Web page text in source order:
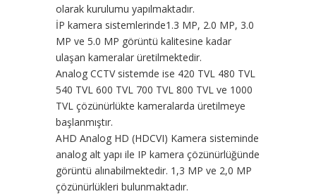
olarak kurulumu yapılmaktadır.
İP kamera sistemlerinde1.3 MP, 2.0 MP, 3.0
MP ve 5.0 MP görüntü kalitesine kadar
ulaşan kameralar üretilmektedir.
Analog CCTV sistemde ise 420 TVL 480 TVL
540 TVL 600 TVL 700 TVL 800 TVL ve 1000
TVL çözünürlükte kameralarda üretilmeye
başlanmıştır.
AHD Analog HD (HDCVI) Kamera sisteminde
analog alt yapı ile IP kamera çözünürlüğünde
görüntü alınabilmektedir. 1,3 MP ve 2,0 MP
çözünürlükleri bulunmaktadır.